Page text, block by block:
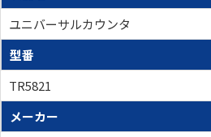
ユニバーサルカウンタ
型番
TR5821
メーカー